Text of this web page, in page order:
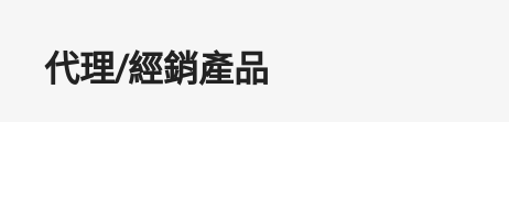
代理/經銷產品